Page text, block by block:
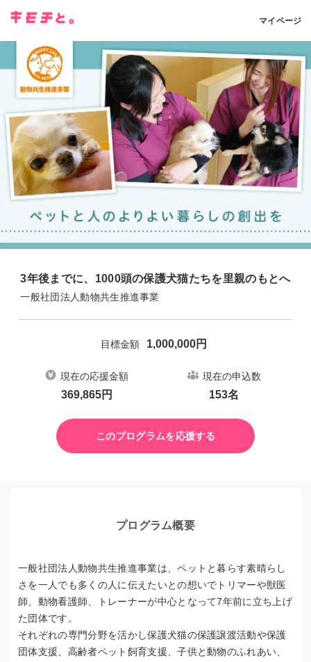
マイページ
3年後までに、1000頭の保護犬猫たちを里親のもとへ
一般社団法人動物共生推進事業
目標金額 1,000,000円
現在の応援金額
369,865円
現在の申込数
153名
このプログラムを応援する
プログラム概要
一般社団法人動物共生推進事業は、ペットと暮らす素晴らし
さを一人でも多くの人に伝えたいとの想いでトリマーや獣医
師、動物看護師、トレーナーが中心となって7年前に立ち上げ
た団体です。
それぞれの専門分野を活かし保護犬猫の保護譲渡活動や保護
団体支援、高齢者ペット飼育支援、子供と動物のふれあい、